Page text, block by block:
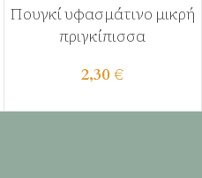
Πουγκί υφασμάτινο μικρή
πριγκίπισσα
2,30€